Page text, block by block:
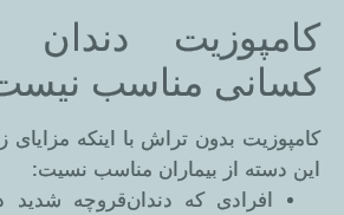
کامپوزیت
کسانی مناسب
کامپوزیت بدون تراش با اینکه مزایای
این دسته از بیماران مناسب نسیت:
افرادی که دندان‌قروچه شدید